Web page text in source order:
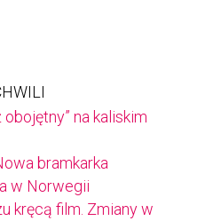
na kaliskim
bramkarka
w Norwegii
kręcą film. Zmiany w